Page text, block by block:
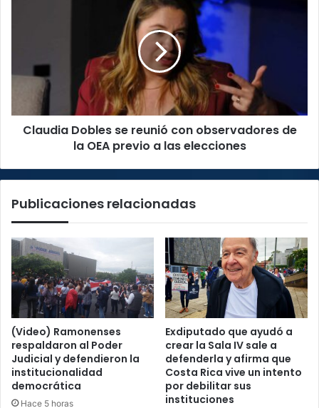
observadores
OEA
previo
Claudia Dobles se reunió con observadores de
la OEA previo a las elecciones
Publicaciones relacionadas
(Video) Ramonenses
respaldaron al Poder
Judicial y defendieron la
institucionalidad
democrática
Hace 5 horas
Exdiputado que ayudó a
crear la Sala IV sale a
defenderla y afirma que
Costa Rica vive un intento
por debilitar sus
instituciones